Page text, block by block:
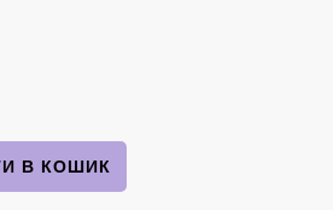
стразами від бренду ZARA
В КОШИК